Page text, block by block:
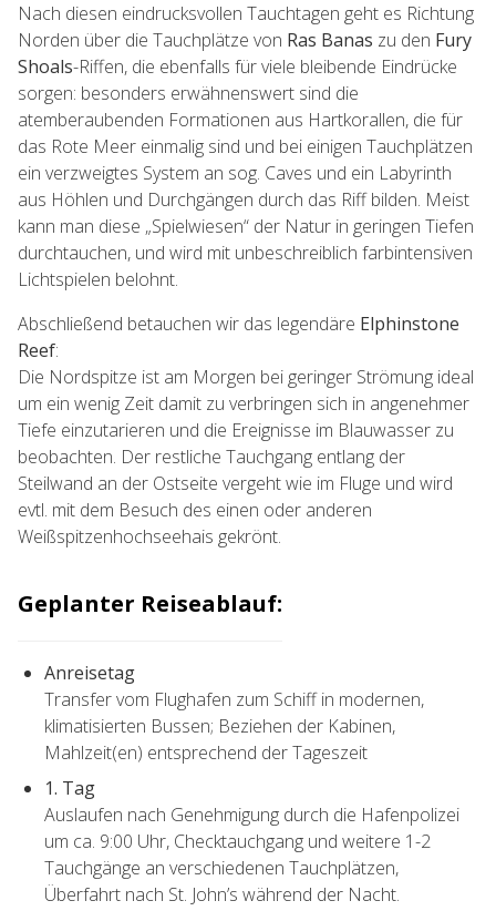
Nach diesen eindrucksvollen Tauchtagen geht es Richtung
Norden über die Tauchplätze von Ras Banas zu den Fury
Shoals-Riffen, die ebenfalls für viele bleibende Eindrücke
sorgen: besonders erwähnenswert sind die
atemberaubenden Formationen aus Hartkorallen, die für
das Rote Meer einmalig sind und bei einigen Tauchplätzen
ein verzweigtes System an sog. Caves und ein Labyrinth
aus Höhlen und Durchgängen durch das Riff bilden. Meist
kann man diese „Spielwiesen“ der Natur in geringen Tiefen
durchtauchen, und wird mit unbeschreiblich farbintensiven
Lichtspielen belohnt.
Abschließend betauchen wir das legendäre Elphinstone
Reef:
Die Nordspitze ist am Morgen bei geringer Strömung ideal
um ein wenig Zeit damit zu verbringen sich in angenehmer
Tiefe einzutarieren und die Ereignisse im Blauwasser zu
beobachten. Der restliche Tauchgang entlang der
Steilwand an der Ostseite vergeht wie im Fluge und wird
evtl. mit dem Besuch des einen oder anderen
Weißspitzenhochseehais gekrönt.
Geplanter Reiseablauf:
Anreisetag
Transfer vom Flughafen zum Schiff in modernen,
klimatisierten Bussen; Beziehen der Kabinen,
Mahlzeit(en) entsprechend der Tageszeit
1. Tag
Auslaufen nach Genehmigung durch die Hafenpolizei
um ca. 9:00 Uhr, Checktauchgang und weitere 1-2
Tauchgänge an verschiedenen Tauchplätzen,
Überfahrt nach St. John’s während der Nacht.